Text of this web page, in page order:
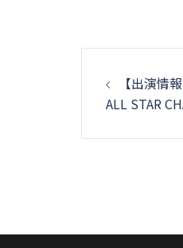
稿
ナ
ゲ
【出演情
ALL STAR